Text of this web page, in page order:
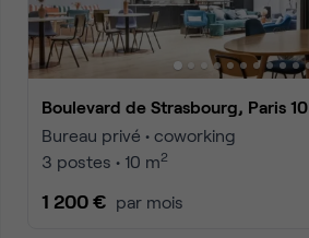
Boulevard de Strasbourg, Paris 10
Bureau privé • coworking
3 postes • 10 m2
1 200 € par mois